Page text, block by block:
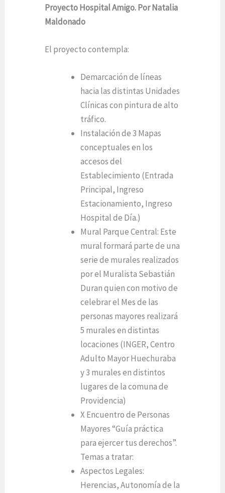
Proyecto Hospital Amigo. Por Natalia
Maldonado
El proyecto contempla:
Demarcación de líneas
hacia las distintas Unidades
Clínicas con pintura de alto
tráfico.
Instalación de 3 Mapas
conceptuales en los
accesos del
Establecimiento (Entrada
Principal, Ingreso
Estacionamiento, Ingreso
Hospital de Día.)
Mural Parque Central: Este
mural formará parte de una
serie de murales realizados
por el Muralista Sebastián
Duran quien con motivo de
celebrar el Mes de las
personas mayores realizará
5 murales en distintas
locaciones (INGER, Centro
Adulto Mayor Huechuraba
y 3 murales en distintos
lugares de la comuna de
Providencia)
X Encuentro de Personas
Mayores “Guía práctica
para ejercer tus derechos”.
Temas a tratar:
Aspectos Legales:
Herencias, Autonomía de la